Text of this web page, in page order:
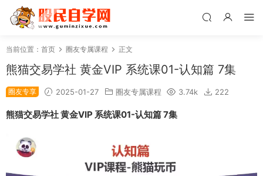
当前位置： 首页 圈友专属课程 正文
熊猫交易学社 黄金VIP 系统课01-认知篇 7集
圈友专享 2025-01-27 圈友专属课程 3.74k 222
熊猫交易学社 黄金VIP 系统课01-认知篇 7集